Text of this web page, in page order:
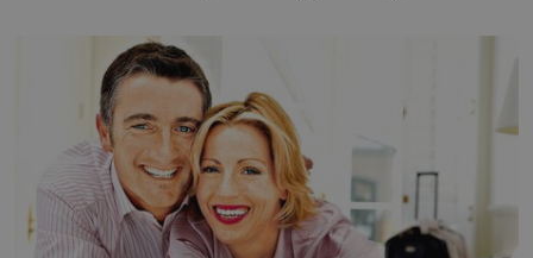
se na koloběžce a den zakončit poznáváním památek ve
Velkých Losinách nebo v termálním